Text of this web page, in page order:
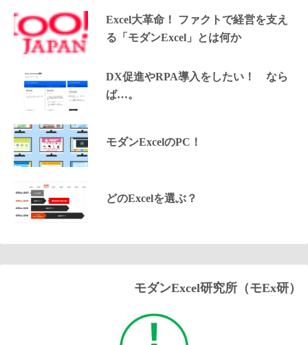
Excel大革命！ ファクトで経営を支え
る「モダンExcel」とは何か
DX促進やRPA導入をしたい！ なら
ば…。
モダンExcelのPC！
どのExcelを選ぶ？
モダンExcel研究所（モEx研）